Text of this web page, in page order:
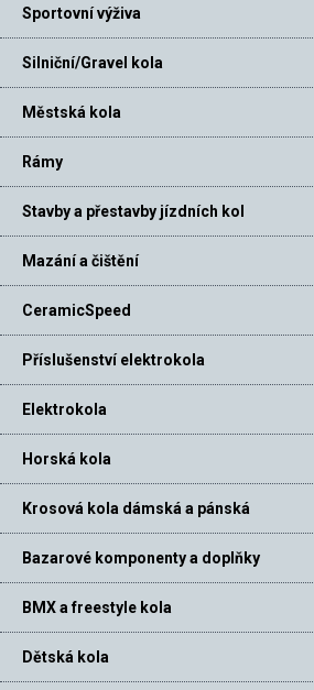
Sportovní výživa
Silniční/Gravel kola
Městská kola
Rámy
Stavby a přestavby jízdních kol
Mazání a čištění
CeramicSpeed
Příslušenství elektrokola
Elektrokola
Horská kola
Krosová kola dámská a pánská
Bazarové komponenty a doplňky
BMX a freestyle kola
Dětská kola